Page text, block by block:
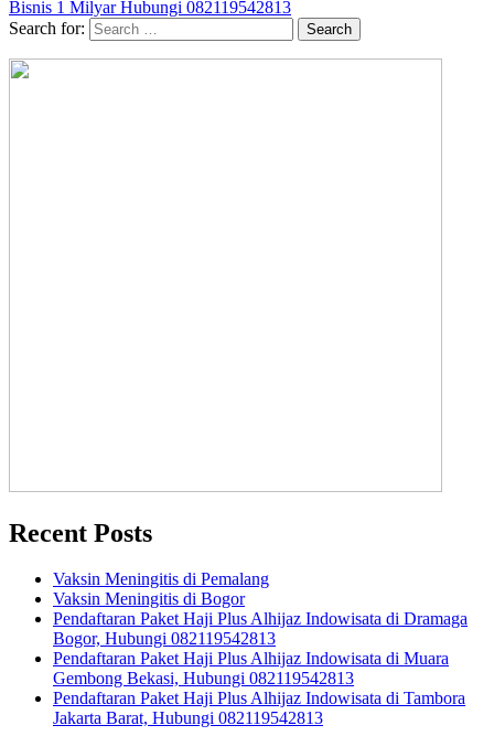
Bisnis 1 Milyar Hubungi 082119542813
Search for:
Recent Posts
Vaksin Meningitis di Pemalang
Vaksin Meningitis di Bogor
Pendaftaran Paket Haji Plus Alhijaz Indowisata di Dramaga
Bogor, Hubungi 082119542813
Pendaftaran Paket Haji Plus Alhijaz Indowisata di Muara
Gembong Bekasi, Hubungi 082119542813
Pendaftaran Paket Haji Plus Alhijaz Indowisata di Tambora
Jakarta Barat, Hubungi 082119542813